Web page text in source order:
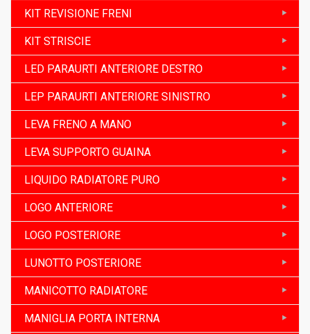
KIT REVISIONE FRENI
KIT STRISCIE
LED PARAURTI ANTERIORE DESTRO
LEP PARAURTI ANTERIORE SINISTRO
LEVA FRENO A MANO
LEVA SUPPORTO GUAINA
LIQUIDO RADIATORE PURO
LOGO ANTERIORE
LOGO POSTERIORE
LUNOTTO POSTERIORE
MANICOTTO RADIATORE
MANIGLIA PORTA INTERNA